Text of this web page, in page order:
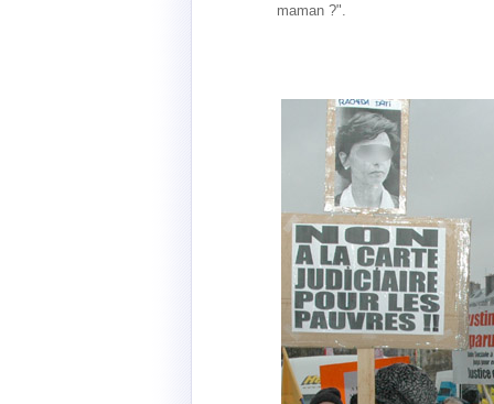
maman ?".